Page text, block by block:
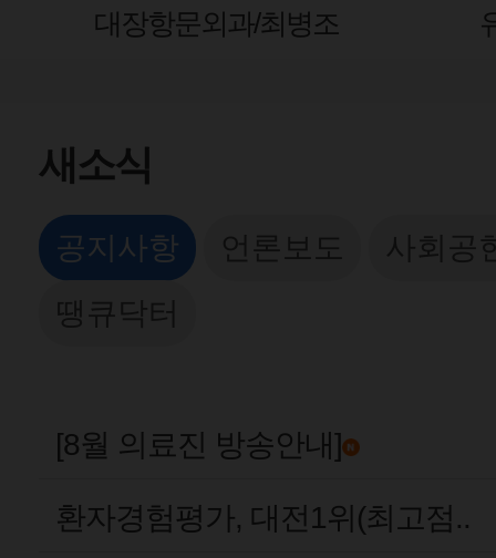
대장항문외과/최병조
유방
새소식
공지사항
[8월 의료진 방송안내]
환자경험평가, 대전1위(최고점..